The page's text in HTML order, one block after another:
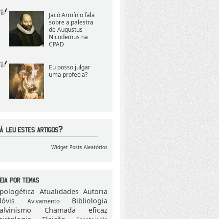
Jacó Armínio fala
sobre a palestra
de Augustus
Nicodemus na
CPAD
Eu posso julgar
uma profecia?
Widget Posts Aleatórios
Atualidades Autoria
Avivamento
Bibliologia
Chamada eficaz